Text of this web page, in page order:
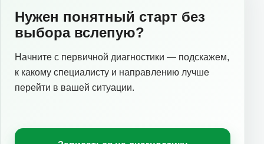
Нужен понятный старт без
выбора вслепую?
Начните с первичной диагностики — подскажем,
к какому специалисту и направлению лучше
перейти в вашей ситуации.